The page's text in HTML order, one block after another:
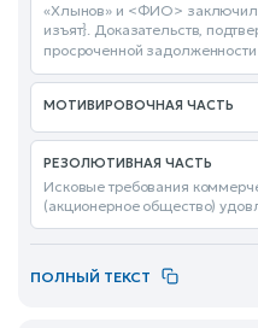
«Хлынов» и <ФИО>
изъят}. Доказательств,
просроченной
МОТИВИРОВОЧНАЯ ЧАСТЬ
РЕЗОЛЮТИВНАЯ ЧАСТЬ
Исковые требования
(акционерное общество)
ПОЛНЫЙ ТЕКСТ